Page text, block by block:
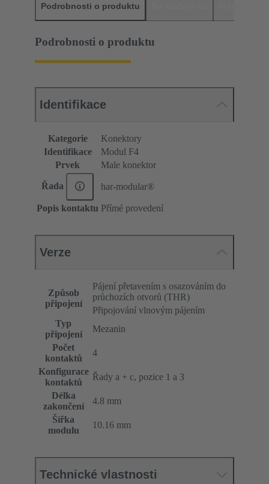
Podrobnosti o produktu
Podrobnosti o produktu
Identifikace
Kategorie
Konektory
Identifikace
Modul F4
Prvek
Male konektor
Řada har-modular®
Popis kontaktu Přímé provedení
Verze
Způsob
připojení
Pájení přetavením s osazováním do
průchozích otvorů (THR)
Připojování vlnovým pájením
Typ
připojení
Mezanin
Počet
kontaktů
4
Konfigurace
kontaktů
Řady a + c, pozice 1 a 3
Délka
zakončení
4.8 mm
Šířka
modulu
10.16 mm
Technické vlastnosti